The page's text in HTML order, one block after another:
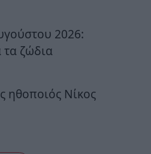
2026:
τα ζώδια
ηθοποιός Νίκος